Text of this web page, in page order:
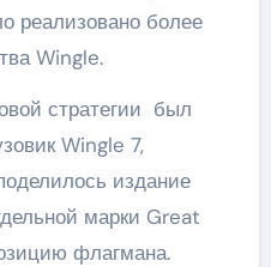
реализовано более
Wingle.
стратегии был
Wingle 7,
издание
марки Great
флагмана.